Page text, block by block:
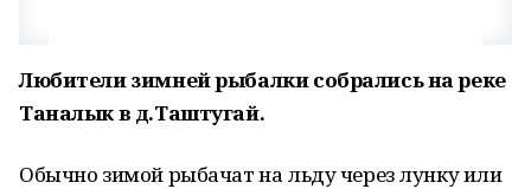
Любители зимней рыбалки собрались на реке
Таналык в д.Таштугай.
Обычно зимой рыбачат на льду через лунку или